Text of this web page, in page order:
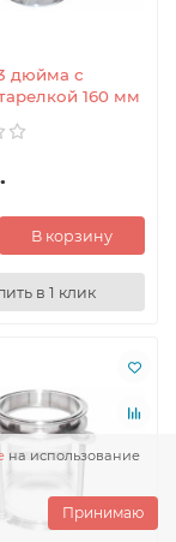
дюйма с
160 мм
В корзину
в 1 клик
на использование
Принимаю